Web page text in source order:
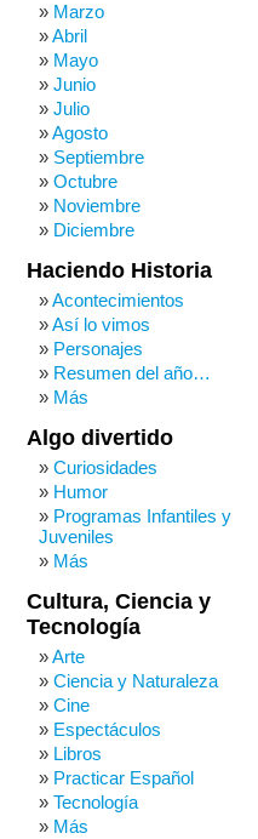
Marzo
Abril
Mayo
Junio
Julio
Agosto
Septiembre
Octubre
Noviembre
Diciembre
Haciendo Historia
Acontecimientos
Así lo vimos
Personajes
Resumen del año…
Más
Algo divertido
Curiosidades
Humor
Programas Infantiles y
Juveniles
Más
Cultura, Ciencia y
Tecnología
Arte
Ciencia y Naturaleza
Cine
Espectáculos
Libros
Practicar Español
Tecnología
Más